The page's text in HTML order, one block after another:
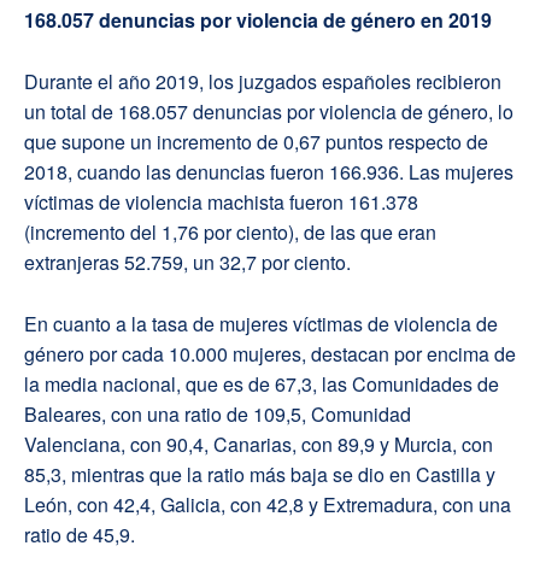
168.057 denuncias por violencia de género en 2019
Durante el año 2019, los juzgados españoles recibieron
un total de 168.057 denuncias por violencia de género, lo
que supone un incremento de 0,67 puntos respecto de
2018, cuando las denuncias fueron 166.936. Las mujeres
víctimas de violencia machista fueron 161.378
(incremento del 1,76 por ciento), de las que eran
extranjeras 52.759, un 32,7 por ciento.
En cuanto a la tasa de mujeres víctimas de violencia de
género por cada 10.000 mujeres, destacan por encima de
la media nacional, que es de 67,3, las Comunidades de
Baleares, con una ratio de 109,5, Comunidad
Valenciana, con 90,4, Canarias, con 89,9 y Murcia, con
85,3, mientras que la ratio más baja se dio en Castilla y
León, con 42,4, Galicia, con 42,8 y Extremadura, con una
ratio de 45,9.